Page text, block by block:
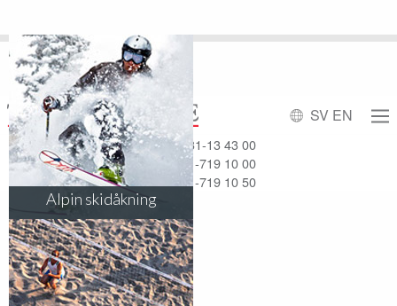
SV EN
Affärsresor
031-13 43 00
Möten & Event
031-719 10 00
Mässresor
031-719 10 50
Alpin skidåkning